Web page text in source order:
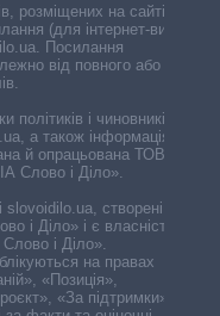
розміщених на сайті,
(для інтернет-видань
Посилання
від повного або
і чиновників,
а також інформація про
й опрацьована ТОВ «ІА
Слово і Діло».
створені ГО
і Діло» і є власністю
і Діло».
на правах
«Позиція»,
«За підтримки».